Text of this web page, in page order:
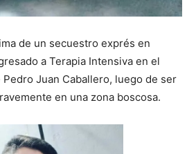
de un secuestro exprés en
a Terapia Intensiva en el
Juan Caballero, luego de ser
en una zona boscosa.